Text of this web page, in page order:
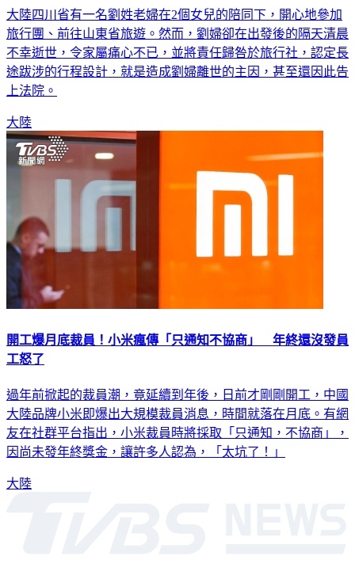
大陸四川省有一名劉姓老婦在2個女兒的陪同下，開心地參加
旅行團、前往山東省旅遊。然而，劉婦卻在出發後的隔天清晨
不幸逝世，令家屬痛心不已，並將責任歸咎於旅行社，認定長
途跋涉的行程設計，就是造成劉婦離世的主因，甚至還因此告
上法院。
大陸
開工爆月底裁員！小米瘋傳「只通知不協商」 年終還沒發員
工怒了
過年前掀起的裁員潮，竟延續到年後，日前才剛剛開工，中國
大陸品牌小米即爆出大規模裁員消息，時間就落在月底。有網
友在社群平台指出，小米裁員時將採取「只通知，不協商」，
因尚未發年終獎金，讓許多人認為，「太坑了！」
大陸